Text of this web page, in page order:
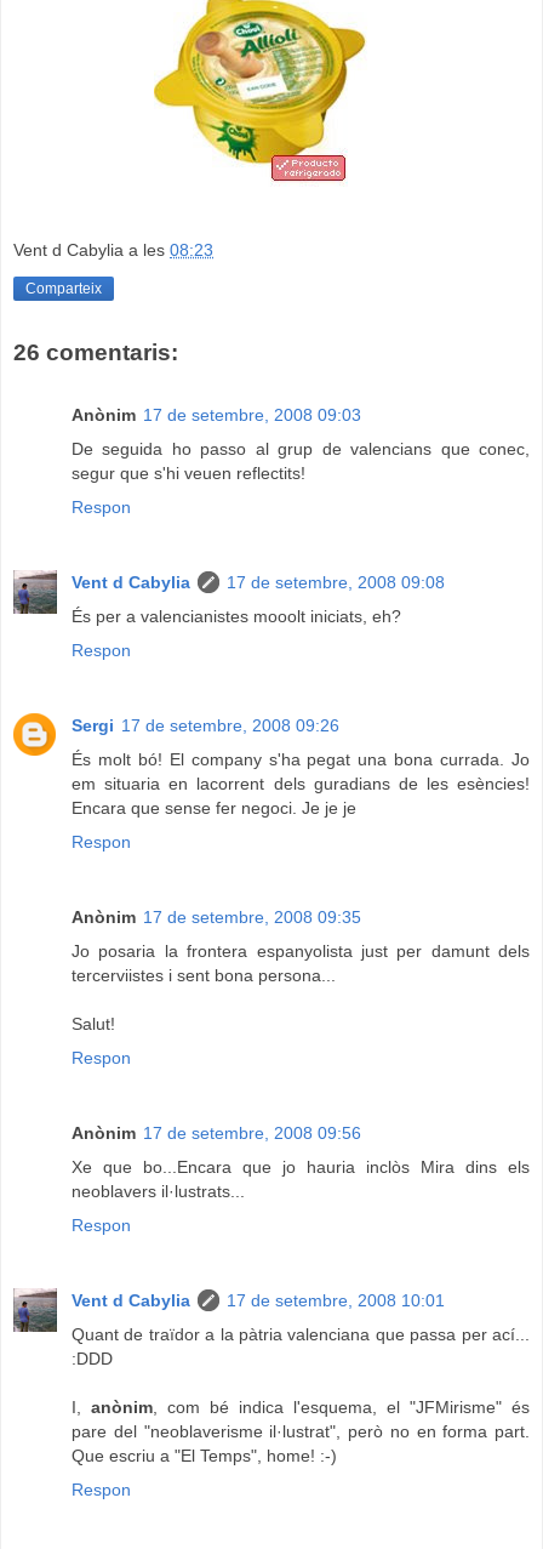
Vent d Cabylia a les 08:23
Comparteix
26 comentaris:
Anònim 17 de setembre, 2008 09:03
De seguida ho passo al grup de valencians que conec,
segur que s'hi veuen reflectits!
Respon
Vent d Cabylia
17 de setembre, 2008 09:08
És per a valencianistes mooolt iniciats, eh?
Respon
Sergi 17 de setembre, 2008 09:26
És molt bó! El company s'ha pegat una bona currada. Jo
em situaria en lacorrent dels guradians de les esències!
Encara que sense fer negoci. Je je je
Respon
Anònim 17 de setembre, 2008 09:35
Jo posaria la frontera espanyolista just per damunt dels
tercerviistes i sent bona persona...
Salut!
Respon
Anònim 17 de setembre, 2008 09:56
Xe que bo...Encara que jo hauria inclòs Mira dins els
neoblavers il·lustrats...
Respon
Vent d Cabylia
17 de setembre, 2008 10:01
Quant de traïdor a la pàtria valenciana que passa per ací...
:DDD
I, anònim , com bé indica l'esquema, el "JFMirisme" és
pare del "neoblaverisme il·lustrat", però no en forma part.
Que escriu a "El Temps", home! :-)
Respon